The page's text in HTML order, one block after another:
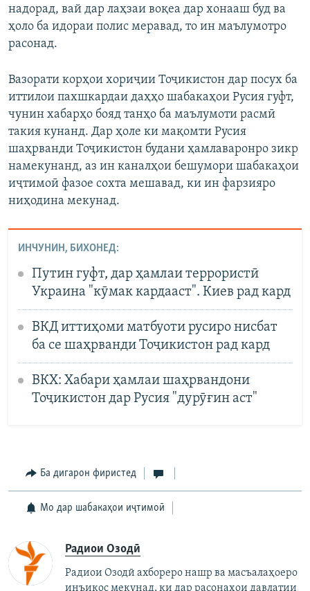
надорад, вай дар лаҳзаи воқеа дар хонааш буд ва
ҳоло ба идораи полис меравад, то ин маълумотро
расонад.
Вазорати корҳои хориҷии Тоҷикистон дар посух ба
иттилои пахшкардаи даҳҳо шабакаҳои Русия гуфт,
чунин хабарҳо бояд танҳо ба маълумоти расмӣ
такия кунанд. Дар ҳоле ки мақомти Русия
шаҳрванди Тоҷикистон будани ҳамлаваронро зикр
намекунанд, аз ин каналҳои бешумори шабакаҳои
иҷтимоӣ фазое сохта мешавад, ки ин фарзияро
ниҳодина мекунад.
ИНЧУНИН, БИХОНЕД:
Путин гуфт, дар ҳамлаи террористӣ
Украина "кӯмак кардааст". Киев рад кард
ВКД иттиҳоми матбуоти русиро нисбат
ба се шаҳрванди Тоҷикистон рад кард
ВКХ: Хабари ҳамлаи шаҳрвандони
Тоҷикистон дар Русия "дурӯғин аст"
Ба дигарон фиристед
Мо дар шабакаҳои иҷтимоӣ
Радиои Озодӣ
Радиои Озодӣ ахбореро нашр ва масъалаҳоеро
инъикос мекунад, ки дар расонаҳои давлатии